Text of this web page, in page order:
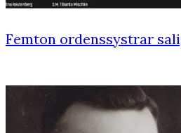
Femton ordenssystrar